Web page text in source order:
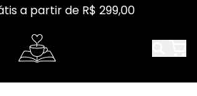
a partir de R$ 299,00